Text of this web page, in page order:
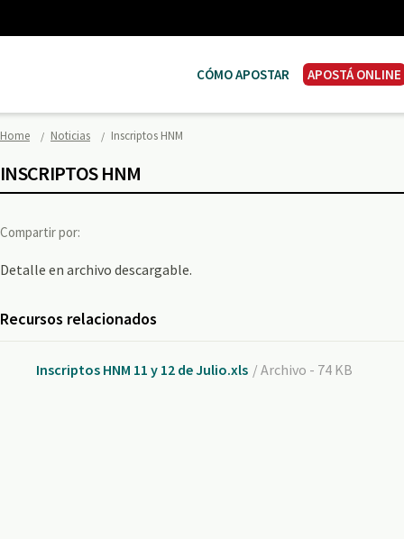
CÓMO APOSTAR APOSTÁ ONLINE
Home Noticias Inscriptos HNM
INSCRIPTOS HNM
Compartir por:
Detalle en archivo descargable.
Recursos relacionados
Inscriptos HNM 11 y 12 de Julio.xls / Archivo - 74 KB